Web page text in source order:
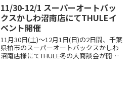
もう！ – スーパーオートバックスかわさ
きTH...
11/30-12/1 スーパーオートバッ
クスかしわ沼南店にてTHULEイ
ベント開催
11月30日(土)〜12月1日(日)の2日間、千葉
県柏市のスーパーオートバックスかしわ
沼南店様にてTHULE冬の大商談会が開催